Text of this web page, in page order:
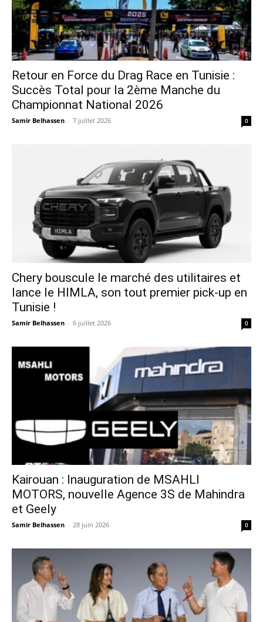
Retour en Force du Drag Race en Tunisie :
Succès Total pour la 2ème Manche du
Championnat National 2026
Samir Belhassen - 7 juillet 2026 0
Chery bouscule le marché des utilitaires et
lance le HIMLA, son tout premier pick-up en
Tunisie !
Samir Belhassen - 6 juillet 2026 0
Kairouan : Inauguration de MSAHLI
MOTORS, nouvelle Agence 3S de Mahindra
et Geely
Samir Belhassen - 28 juin 2026 0